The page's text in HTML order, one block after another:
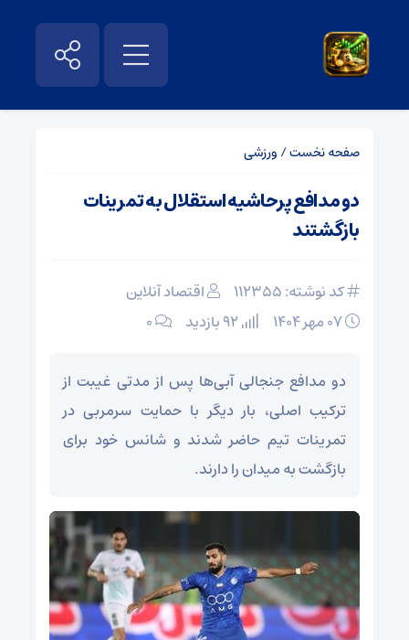
صفحه نخست/ ورزشی
دو مدافع پرحاشیه استقلال به تمرینات
بازگشتند
کد نوشته: 112355
اقتصاد آنلاین
۰
دو مدافع جنجالی آبی‌ها پس از مدتی غیبت از
ترکیب اصلی، بار دیگر با حمایت سرمربی در
تمرینات تیم حاضر شدند و شانس خود برای
بازگشت به میدان را دارند.